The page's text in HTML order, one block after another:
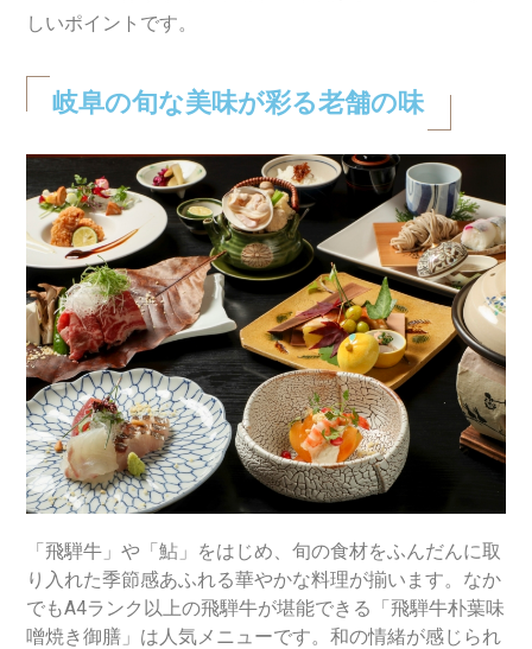
しいポイントです。
岐阜の旬な美味が彩る老舗の味
「飛騨牛」や「鮎」をはじめ、旬の食材をふんだんに取
り入れた季節感あふれる華やかな料理が揃います。なか
でもA4ランク以上の飛騨牛が堪能できる「飛騨牛朴葉味
噌焼き御膳」は人気メニューです。和の情緒が感じられ